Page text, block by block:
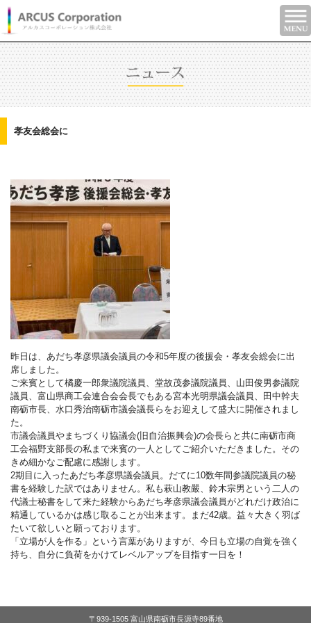
孝友会総会に
昨日は、あだち孝彦県議会議員の令和5年度の後援会・孝友会総会に出
席しました。
ご来賓として橘慶一郎衆議院議員、堂故茂参議院議員、山田俊男参議院
議員、富山県商工会連合会会長でもある宮本光明県議会議員、田中幹夫
南砺市長、水口秀治南砺市議会議長らをお迎えして盛大に開催されまし
た。
市議会議員やまちづくり協議会(旧自治振興会)の会長らと共に南砺市商
工会福野支部長の私まで来賓の一人としてご紹介いただきました。その
きめ細かなご配慮に感謝します。
2期目に入ったあだち孝彦県議会議員。だてに10数年間参議院議員の秘
書を経験した訳ではありません。私も萩山教嚴、鈴木宗男という二人の
代議士秘書をして来た経験からあだち孝彦県議会議員がどれだけ政治に
精通しているかは感じ取ることが出来ます。まだ42歳。益々大きく羽ば
たいて欲しいと願っております。
「立場が人を作る」という言葉がありますが、今日も立場の自覚を強く
持ち、自分に負荷をかけてレベルアップを目指す一日を！
〒939-1505 富山県南砺市長源寺89番地